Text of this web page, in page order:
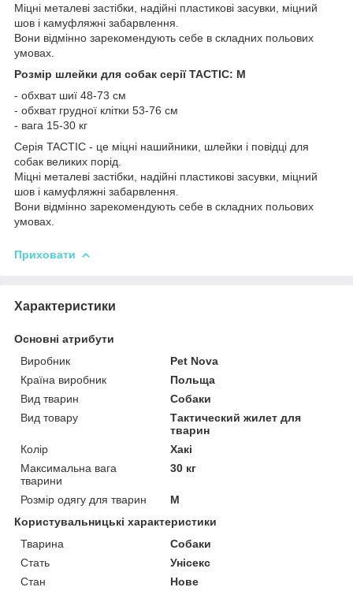
Міцні металеві застібки, надійні пластикові засувки, міцний
шов і камуфляжні забарвлення.
Вони відмінно зарекомендують себе в складних польових
умовах.
Розмір шлейки для собак серії TACTIC: M
- обхват шиї 48-73 см
- обхват грудної клітки 53-76 см
- вага 15-30 кг
Серія TACTIC - це міцні нашийники, шлейки і повідці для
собак великих порід.
Міцні металеві застібки, надійні пластикові засувки, міцний
шов і камуфляжні забарвлення.
Вони відмінно зарекомендують себе в складних польових
умовах.
Приховати
Характеристики
Основні атрибути
Виробник
Pet Nova
Країна виробник
Польща
Вид тварин
Собаки
Вид товару
Тактический жилет для
тварин
Колір
Хакі
Максимальна вага
тварини
30 кг
Розмір одягу для тварин
M
Користувальницькі характеристики
Тварина
Собаки
Стать
Унісекс
Стан
Нове